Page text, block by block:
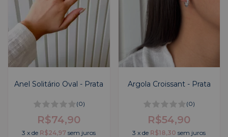
Anel Solitário Oval - Prata
(0)
R$74,90
3 xde R$24,97 sem juros
Argola Croissant - Prata
(0)
R$54,90
3 xde R$18,30 sem juros